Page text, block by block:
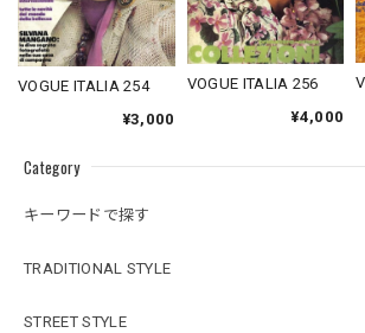
Category
キーワードで探す
TRADITIONAL STYLE
STREET STYLE
VOGUE ITALIA 254
¥3,000
VOGUE ITALIA 256
¥4,000